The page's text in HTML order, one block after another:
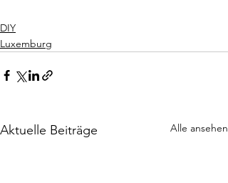
DIY
Luxemburg
Aktuelle Beiträge Alle ansehen